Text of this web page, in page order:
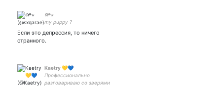
ഒ⌯⋆
my puppy ?
Если это депрессия, то ничего
странного.
Kaetry 💛💙
Профессионально
разговариваю со зверями